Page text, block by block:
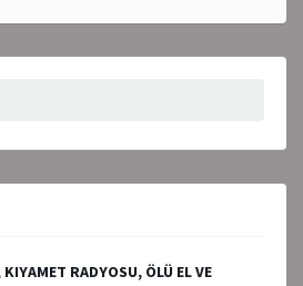
RADYOSU, ÖLÜ EL VE